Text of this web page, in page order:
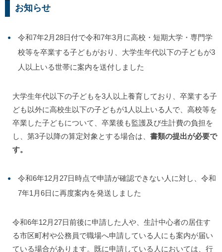
お知らせ
令和7年2月28日付で令和7年3月に高校・短期大学・専門学
校等を卒業する子どもがおり、大学生年代以下の子どもが3
人以上いる世帯に案内を送付しました
大学生年代以下の子どもを3人以上養育しており、卒業する子
ども以外に高校生以下の子どもが1人以上いる人で、高校等を
卒業した子どもについて、卒業後も監護及び生計費の負担を
し、第3子以降の算定対象とする場合は、 書類の提出が必要で
す。
令和6年12月27日時点で申請が確認できない人に対し、令和
7年1月6日に再度案内を発送しました
令和6年12月27日前後に申請した人や、生計中心者の居住す
る市区町村や公務員で職場へ申請している人にも案内が届い
ている場合があります。既に申請している人においては、行